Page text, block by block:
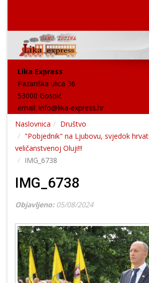
Lika Express
Pazariška ulica 36
53000 Gospić
email: info@lika-express.hr
Naslovnica
Društvo
"Pobjednik" na Ljubovu, svjedok
veličanstvenoj Oluji!!!
IMG_6738
IMG_6738
Objavljeno: 05/08/2024